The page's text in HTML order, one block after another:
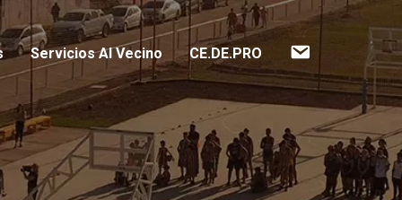
Servicios Al Vecino CE.DE.PRO Contacto